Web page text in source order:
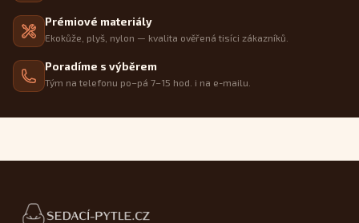
Prémiové materiály
Ekokůže, plyš, nylon — kvalita ověřená tisíci zákazníků.
Poradíme s výběrem
Tým na telefonu po–pá 7–15 hod. i na e-mailu.
Patička webu